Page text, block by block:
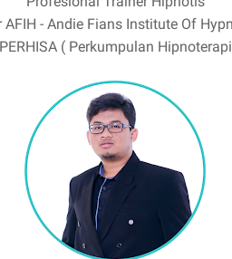
AFIH - Andie Fians Institute Of
( Perkumpulan